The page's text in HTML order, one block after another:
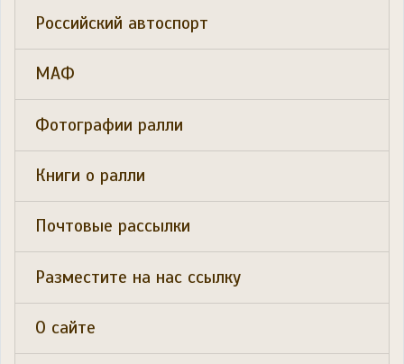
Российский автоспорт
МАФ
Фотографии ралли
Книги о ралли
Почтовые рассылки
Разместите на нас ссылку
О сайте